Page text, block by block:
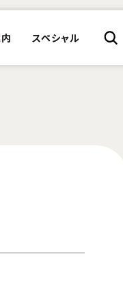
スペシャル